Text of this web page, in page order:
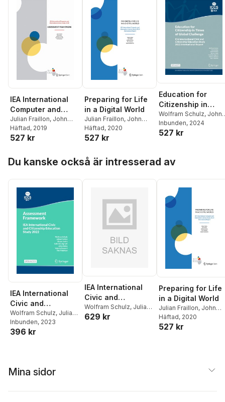
IEA International
Computer and
Information
Literacy Study
2018 Assessment
Julian Fraillon, John
Ainley,Wolfram Schulz
Daniel Duckworth
Häftad, 2019
527 kr
Preparing for Life
in a Digital World
Julian Fraillon, John
Ainley,Wolfram Schulz
Tim Friedman
Häftad, 2020
527 kr
Education for
Citizenship in
Times of Global
Challenge
Wolfram Schulz, John
Ainley,Julian Fraillon
Bruno Losito
Inbunden, 2024
527 kr
Du kanske också är intresserad av
IEA International
Civic and
Citizenship
Education Study
2022 Assessment
Wolfram Schulz, Julian
Fraillon,Bruno Losito
Gabriella Agrusti
Inbunden, 2023
396 kr
IEA International
Civic and
Citizenship
Education Study
Wolfram Schulz, Julian
Fraillon
629 kr
Preparing for Life
in a Digital World
Julian Fraillon, John
Ainley,Wolfram Schulz
Tim Friedman
Häftad, 2020
527 kr
Mina sidor